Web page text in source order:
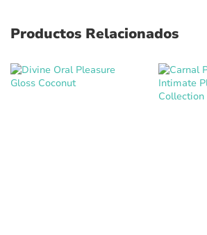
Productos Relacionados